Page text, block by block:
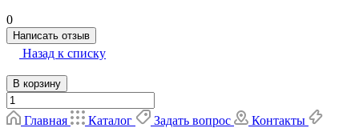
0
Написать отзыв
Назад к списку
В корзину
Главная Каталог Задать вопрос
Контакты